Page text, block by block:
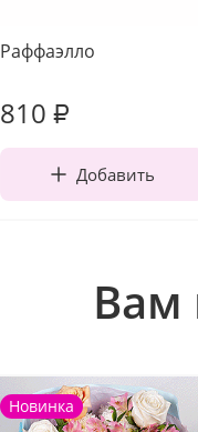
Раффаэлло
810 ₽
Добавить
Вам
Новинка